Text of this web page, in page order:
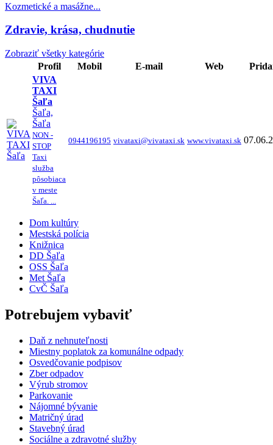
Kozmetické a masážne...
Zdravie, krása, chudnutie
Zobraziť všetky kategórie
Profil
Mobil E-mail Web
VIVA
TAXI
Šaľa
Šaľa,
Šaľa
NON -
STOP
Taxi
služba
pôsobiaca
v meste
Šaľa. ...
0944196195 vivataxi@vivataxi.sk www.vivataxi.sk
Dom kultúry
Mestská polícia
Knižnica
DD Šaľa
OSS Šaľa
Met Šaľa
CvČ Šaľa
Potrebujem vybaviť
Daň z nehnuteľnosti
Miestny poplatok za komunálne odpady
Osvedčovanie podpisov
Zber odpadov
Výrub stromov
Parkovanie
Nájomné bývanie
Matričný úrad
Stavebný úrad
Sociálne a zdravotné služby